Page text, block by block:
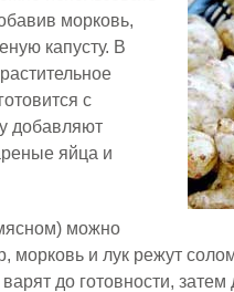
морковь,
капусту. В
с
добавляют
яйца и
можно
морковь и лук режут
до готовности,